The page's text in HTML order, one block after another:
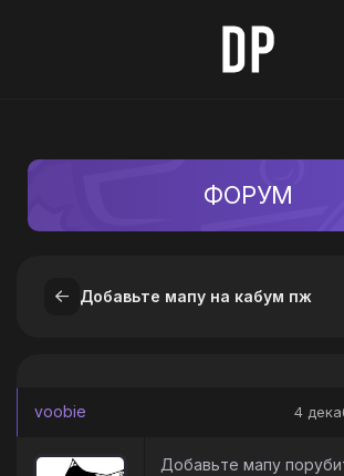
ФОРУМ
Добавьте мапу на кабум пж
voobie 4
Добавьте мапу